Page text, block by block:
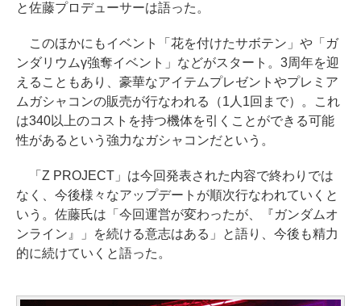
と佐藤プロデューサーは語った。
このほかにもイベント「花を付けたサボテン」や「ガ
ンダリウムγ強奪イベント」などがスタート。3周年を迎
えることもあり、豪華なアイテムプレゼントやプレミア
ムガシャコンの販売が行なわれる（1人1回まで）。これ
は340以上のコストを持つ機体を引くことができる可能
性があるという強力なガシャコンだという。
「Z PROJECT」は今回発表された内容で終わりでは
なく、今後様々なアップデートが順次行なわれていくと
いう。佐藤氏は「今回運営が変わったが、『ガンダムオ
ンライン』」を続ける意志はある」と語り、今後も精力
的に続けていくと語った。